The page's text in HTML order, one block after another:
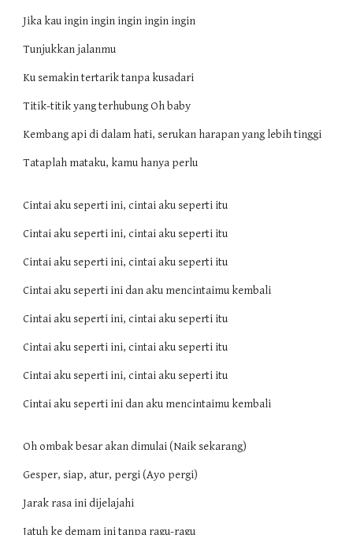
Jika kau ingin ingin ingin ingin ingin
Tunjukkan jalanmu
Ku semakin tertarik tanpa kusadari
Titik-titik yang terhubung Oh baby
Kembang api di dalam hati, serukan harapan yang lebih tinggi
Tataplah mataku, kamu hanya perlu
Cintai aku seperti ini, cintai aku seperti itu
Cintai aku seperti ini, cintai aku seperti itu
Cintai aku seperti ini, cintai aku seperti itu
Cintai aku seperti ini dan aku mencintaimu kembali
Cintai aku seperti ini, cintai aku seperti itu
Cintai aku seperti ini, cintai aku seperti itu
Cintai aku seperti ini, cintai aku seperti itu
Cintai aku seperti ini dan aku mencintaimu kembali
Oh ombak besar akan dimulai (Naik sekarang)
Gesper, siap, atur, pergi (Ayo pergi)
Jarak rasa ini dijelajahi
Jatuh ke demam ini tanpa ragu-ragu